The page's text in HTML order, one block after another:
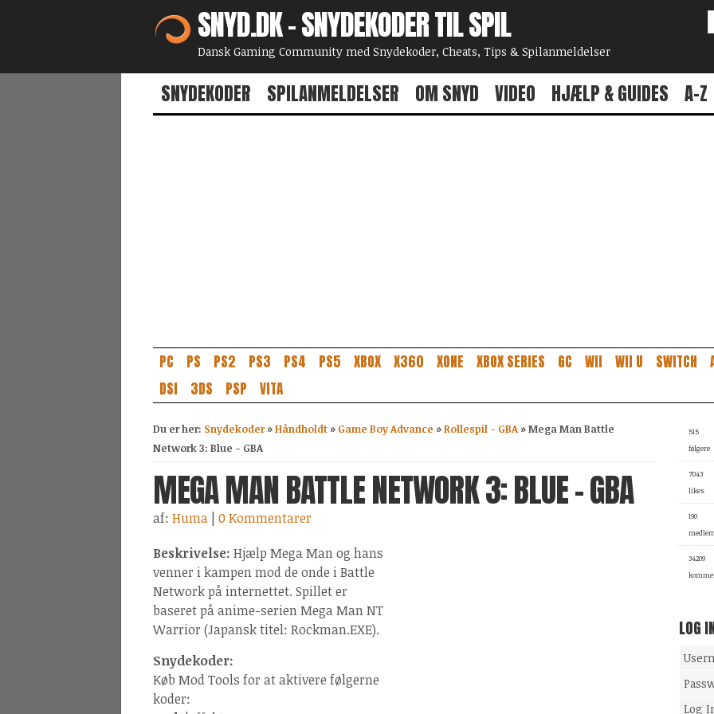
SNYD.DK - SNYDEKODER TIL SPIL
Dansk Gaming Community med Snydekoder, Cheats, Tips & Spilanmeldelser
SNYDEKODER SPILANMELDELSER OM SNYD VIDEO HJÆLP & GUIDES A-Z
PC PS PS2 PS3 PS4 PS5 XBOX X360 XONE XBOX SERIES GC WII WII U SWITCH
DSI
3DS PSP VITA
Du er her: Snydekoder»Håndholdt » Game Boy Advance »Rollespil - GBA »Mega Man Battle
Network 3: Blue - GBA
MEGA MAN BATTLE NETWORK 3: BLUE - GBA
af: Huma 0 Kommentarer
Beskrivelse: Hjælp Mega Man og hans
venner i kampen mod de onde i Battle
Network på internettet. Spillet er
baseret på anime-serien Mega Man NT
Warrior (Japansk titel: Rockman.EXE).
Snydekoder:
Køb Mod Tools for at aktivere følgerne
koder:
515
følgere
7043
likes
190
34209
LOG
Log